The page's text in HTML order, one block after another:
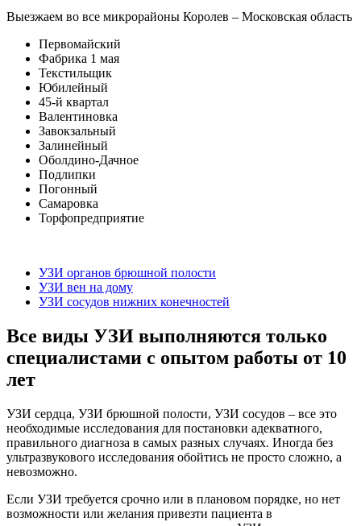
Выезжаем во все микрорайоны Королев – Московская область
Первомайский
Фабрика 1 мая
Текстильщик
Юбилейный
45-й квартал
Валентиновка
Завокзальный
Залинейный
Оболдино-Дачное
Подлипки
Погонный
Самаровка
Торфопредприятие
УЗИ органов брюшной полости
УЗИ вен на дому
УЗИ сосудов нижних конечностей
Все виды УЗИ выполняются только
специалистами с опытом работы от 10
лет
УЗИ сердца, УЗИ брюшной полости, УЗИ сосудов – все это
необходимые исследования для постановки адекватного,
правильного диагноза в самых разных случаях. Иногда без
ультразвукового исследования обойтись не просто сложно, а
невозможно.
Если УЗИ требуется срочно или в плановом порядке, но нет
возможности или желания привезти пациента в